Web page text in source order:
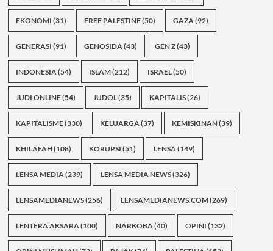
EKONOMI (31) FREE PALESTINE(50) GAZA(92)
GENERASI (91) GENOSIDA(43) GEN Z(43)
INDONESIA(54) ISLAM(212) ISRAEL(50)
JUDI ONLINE(54) JUDOL(35) KAPITALIS(26)
KAPITALISME(330) KELUARGA(37) KEMISKINAN(39)
KHILAFAH(108) KORUPSI (51) LENSA(149)
LENSA MEDIA(239) LENSA MEDIA NEWS(326)
LENSAMEDIANEWS(256) LENSAMEDIANEWS.COM(269)
LENTERA AKSARA(100) NARKOBA(40) OPINI (132)